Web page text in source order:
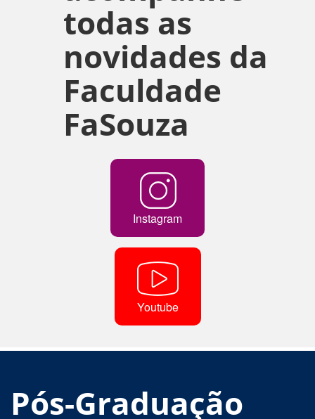
todas as
novidades da
Faculdade
FaSouza
Instagram
Youtube
Pós-Graduação